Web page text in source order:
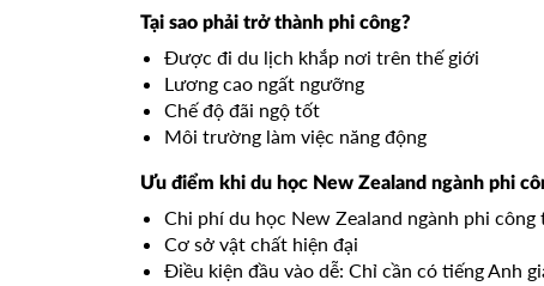
Tại sao phải trở thành phi công?
Được đi du lịch khắp nơi trên thế giới
Lương cao ngất ngưỡng
Chế độ đãi ngộ tốt
Môi trường làm việc năng động
Ưu điểm khi du học New Zealand ngành phi
Chi phí du học New Zealand ngành phi
Cơ sở vật chất hiện đại
Điều kiện đầu vào dễ: Chỉ cần có tiếng Anh